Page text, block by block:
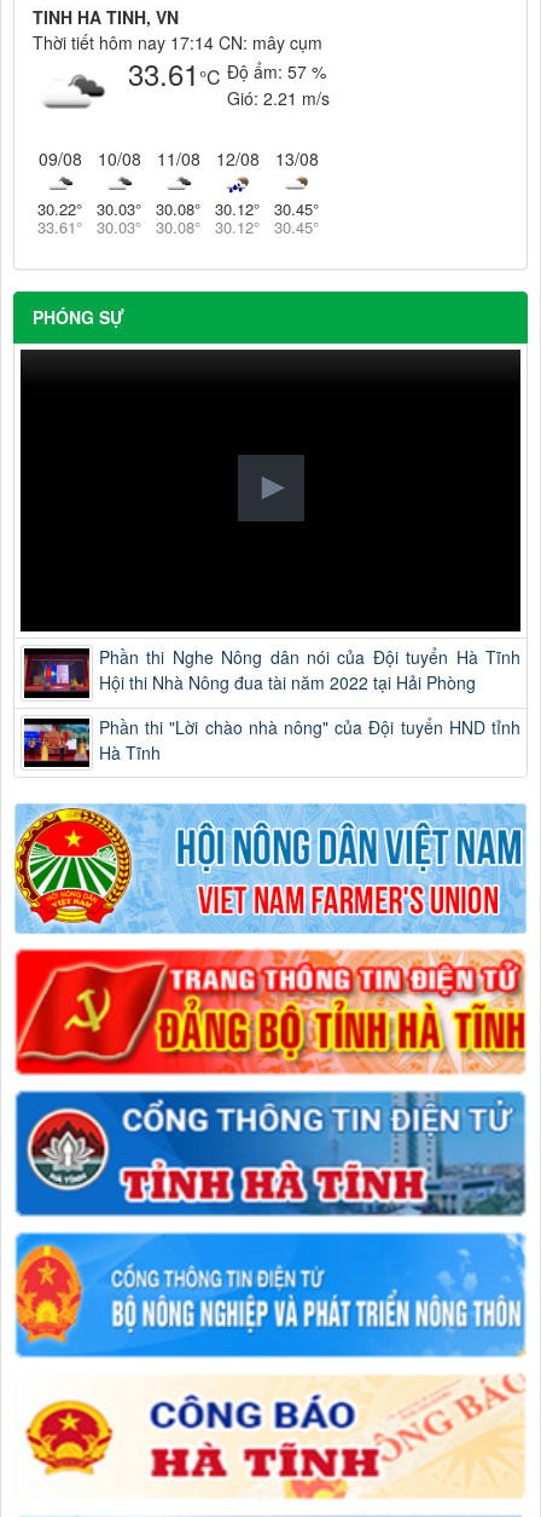
TINH HA TINH, VN
Thời tiết hôm nay 17:14 CN: mây cụm
33.61 °C Độ ẩm: 57 %
Gió: 2.21 m/s
09/08
30.22°
33.61°
10/08
30.03°
30.03°
11/08
30.08°
30.08°
12/08
30.12°
30.12°
13/08
30.45°
30.45°
PHÓNG SỰ
Phần thi Nghe Nông dân nói của Đội tuyển Hà Tĩnh
Hội thi Nhà Nông đua tài năm 2022 tại Hải Phòng
Phần thi "Lời chào nhà nông" của Đội tuyển HND tỉnh
Hà Tĩnh